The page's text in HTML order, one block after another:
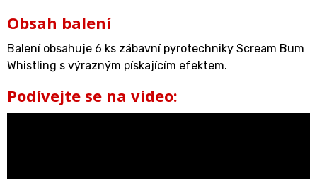
Obsah balení
Balení obsahuje 6 ks zábavní pyrotechniky Scream Bum
Whistling s výrazným pískajícím efektem.
Podívejte se na video: